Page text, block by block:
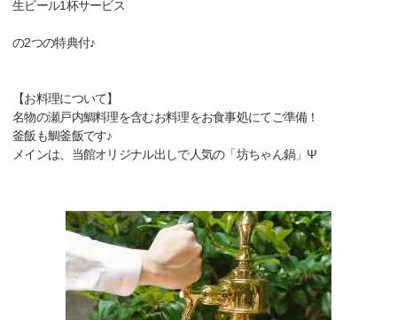
生ビール1杯サービス
の2つの特典付♪
【お料理について】
名物の瀬戸内鯛料理を含むお料理をお食事処にてご準備！
釜飯も鯛釜飯です♪
メインは、当館オリジナル出しで人気の「坊ちゃん鍋」Ψ